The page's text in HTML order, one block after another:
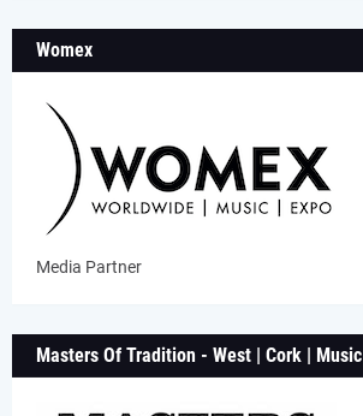
Womex
Media Partner
Masters Of Tradition - West | Cork | Music